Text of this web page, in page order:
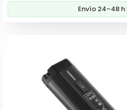
Envío 24–48